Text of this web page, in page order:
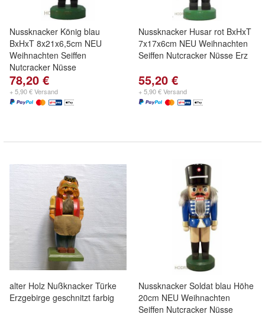
Nussknacker König blau
BxHxT 8x21x6,5cm NEU
Weihnachten Seiffen
Nutcracker Nüsse
78,20 €
+ 5,90 € Versand
Nussknacker Husar rot BxHxT
7x17x6cm NEU Weihnachten
Seiffen Nutcracker Nüsse Erz
55,20 €
+ 5,90 € Versand
alter Holz Nußknacker Türke
Erzgebirge geschnitzt farbig
Nussknacker Soldat blau Höhe
20cm NEU Weihnachten
Seiffen Nutcracker Nüsse